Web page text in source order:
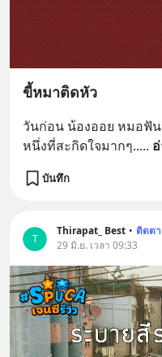
ขี้หมาติดหัว
วันก่อน น้องออย หมอฟั
หนึ่งที่สะกิดใจมากๆ.....
บันทึก
T
Thirapat_ Best • ติดต
29 มิ.ย. เวลา 09:33